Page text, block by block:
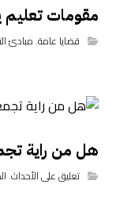
مقومات تعليم
قضايا عامة,مبادئ
هل من راية
تعليق على الأحداث,